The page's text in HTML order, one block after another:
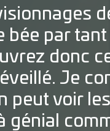
bée par
donc
Je
peut voir
génial